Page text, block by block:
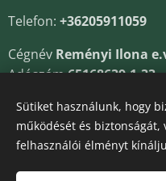
Telefon: +36205911059
Cégnév Reményi Ilona
Adószám65168639-1-33
Sütiket használunk, hogy
működését és
felhasználói élményt